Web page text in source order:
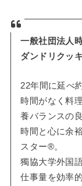
一般社団法人
ダンドリクッ
22年間に延べ
時間がなく料
養バランスの
時間と心に余
スター®。
獨協大学外国
仕事量を効率